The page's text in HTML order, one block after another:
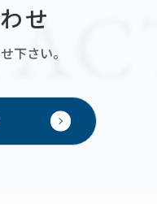
せ
下さい。